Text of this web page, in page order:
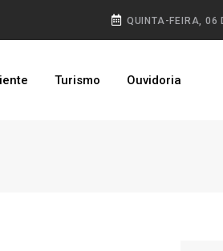
QUINTA-FEIRA, 06
Turismo Ouvidoria